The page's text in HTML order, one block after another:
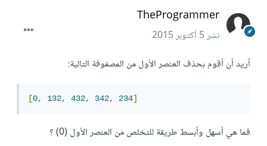
TheProgrammer
نشر5 أكتوبر 2015
أريد أن أقوم بحذف العنصر الأول من المصفوفة التالية:
[0, 132, 432, 342, 234]
فما هي أسهل وأبسط طريقة للتخلص من العنصر الأول (0) ؟